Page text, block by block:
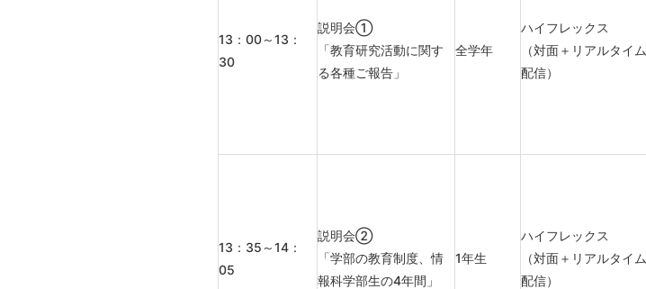
13：00～13：
30
説明会①
「教育研究活動に関す
る各種ご報告」
全学年
ハイフレックス
（対面＋リアルタイム
配信）
13：35～14：
05
説明会②
「学部の教育制度、情
報科学部生の4年間」
1年生
ハイフレックス
（対面＋リアルタイム
配信）